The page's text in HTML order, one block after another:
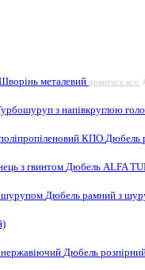
металевий дивитись все
з напівкруглою
КПО Дюбель
з гвинтомДюбель ALFA
шурупом Дюбель рамний з
Дюбель